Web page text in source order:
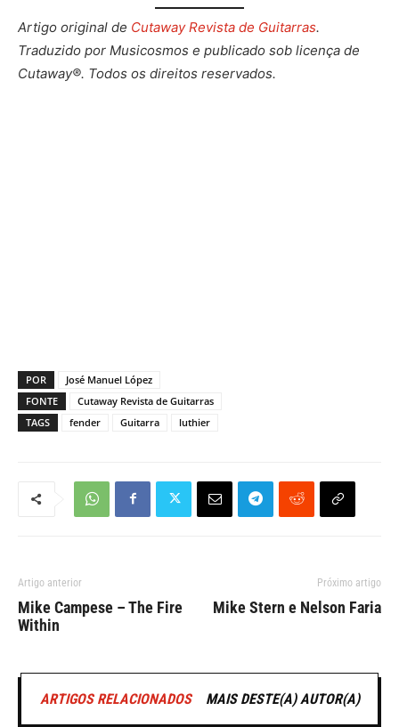
Artigo original de Cutaway Revista de Guitarras.
Traduzido por Musicosmos e publicado sob licença de
Cutaway®. Todos os direitos reservados.
POR
José Manuel López
FONTE
Cutaway Revista de Guitarras
TAGS
fender Guitarra luthier
Artigo anterior
Mike Campese – The Fire
Within
Próximo artigo
Mike Stern e Nelson Faria
ARTIGOS RELACIONADOS MAIS DESTE(A) AUTOR(A)